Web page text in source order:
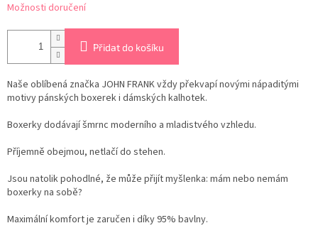
Možnosti doručení
Přidat do košíku
Naše oblíbená značka JOHN FRANK vždy překvapí novými nápaditými
motivy pánských boxerek i dámských kalhotek.
Boxerky dodávají šmrnc moderního a mladistvého vzhledu.
Příjemně obejmou, netlačí do stehen.
Jsou natolik pohodlné, že může přijít myšlenka: mám nebo nemám
boxerky na sobě?
Maximální komfort je zaručen i díky 95% bavlny.